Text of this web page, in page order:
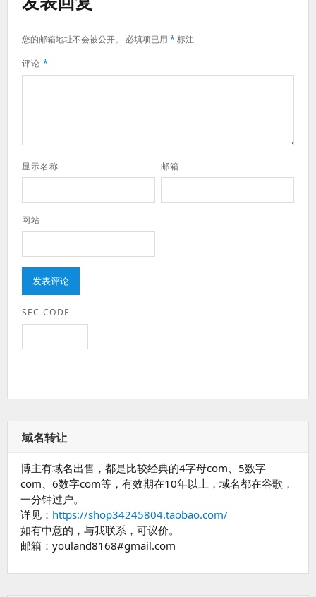
您的邮箱地址不会被公开。 必填项已用 *标注
评论 *
显示名称 邮箱
网站
SEC-CODE
域名转让
博主有域名出售，都是比较经典的4字母com、5数字
com、6数字com等，有效期在10年以上，域名都在谷歌，
一分钟过户。
详见： https://shop34245804.taobao.com/
如有中意的，与我联系，可议价。
邮箱：youland8168#gmail.com